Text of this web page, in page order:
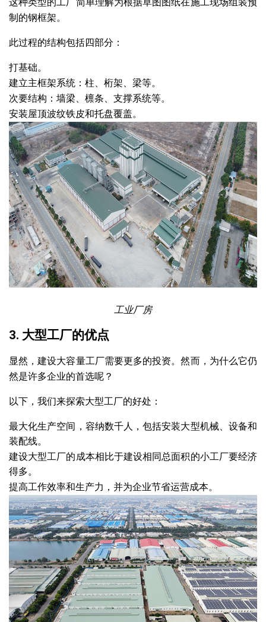
这种类型的工厂简单理解为根据草图图纸在施工现场组装预
制的钢框架。
此过程的结构包括四部分：
打基础。
建立主框架系统：柱、桁架、梁等。
次要结构：墙梁、檩条、支撑系统等。
安装屋顶波纹铁皮和托盘覆盖。
工业厂房
3. 大型工厂的优点
显然，建设大容量工厂需要更多的投资。然而，为什么它仍
然是许多企业的首选呢？
以下，我们来探索大型工厂的好处：
最大化生产空间，容纳数千人，包括安装大型机械、设备和
装配线。
建设大型工厂的成本相比于建设相同总面积的小工厂要经济
得多。
提高工作效率和生产力，并为企业节省运营成本。